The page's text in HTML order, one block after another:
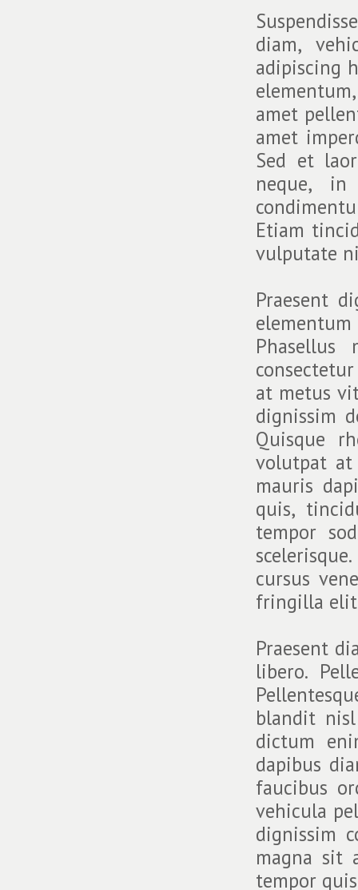
diam,
adipiscing
amet
amet
Sed et
neque,
Etiam
vulputate
Praesent
Phasellus
at metus
dignissim
Quisque
volutpat at
mauris
quis,
tempor
cursus
fringilla
Praesent
libero.
blandit
dictum
dapibus
faucibus
vehicula
dignissim
magna sit
tempor